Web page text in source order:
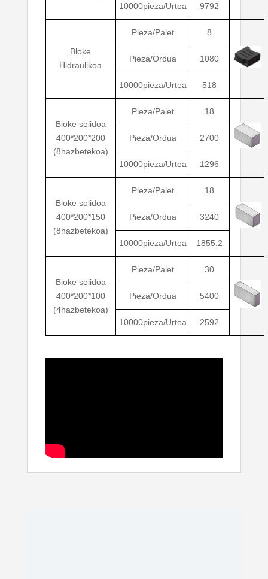
10000pieza/Urtea 9792
Bloke
Hidraulikoa
Pieza/Palet 8
Pieza/Ordua 1080
10000pieza/Urtea 518
Bloke solidoa
400*200*200
(8hazbetekoa)
Pieza/Palet 18
Pieza/Ordua 2700
10000pieza/Urtea 1296
Bloke solidoa
400*200*150
(8hazbetekoa)
Pieza/Palet 18
Pieza/Ordua 3240
10000pieza/Urtea 1855.2
Bloke solidoa
400*200*100
(4hazbetekoa)
Pieza/Palet 30
Pieza/Ordua 5400
10000pieza/Urtea 2592